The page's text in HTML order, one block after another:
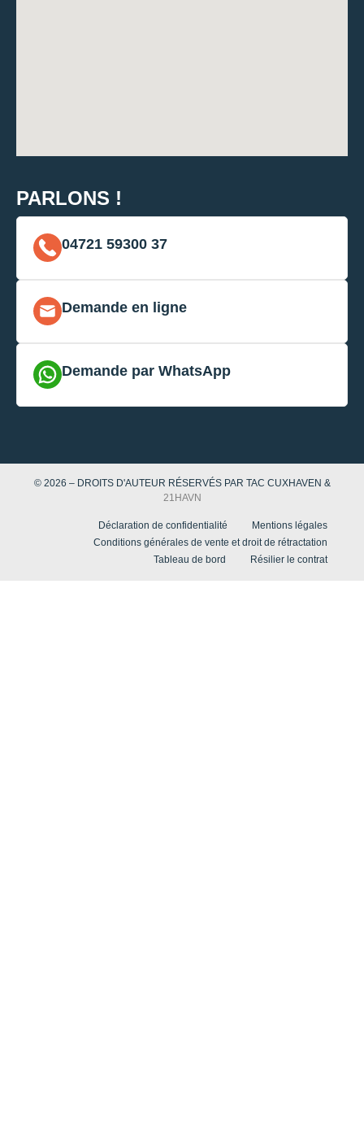
PARLONS !
04721 59300 37
Demande en ligne
Demande par WhatsApp
© 2026 – DROITS D'AUTEUR RÉSERVÉS PAR TAC CUXHAVEN &
21HAVN
Déclaration de confidentialité
Mentions légales
Conditions générales de vente et droit de rétractation
Tableau de bord
Résilier le contrat